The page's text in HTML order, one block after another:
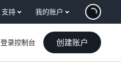
支持 我的账户
登录控制台 创建账户